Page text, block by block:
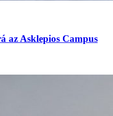
az Asklepios Campus